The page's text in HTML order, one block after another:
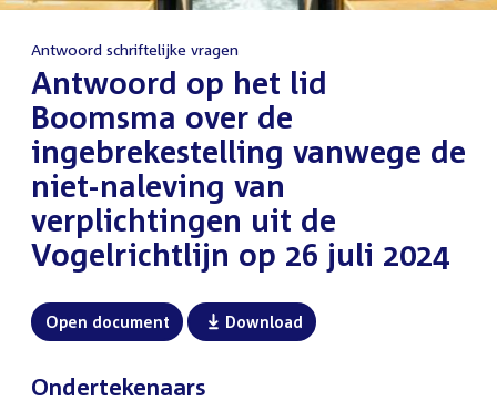
Antwoord schriftelijke vragen
Antwoord op het lid
Boomsma over de
ingebrekestelling vanwege de
niet-naleving van
verplichtingen uit de
Vogelrichtlijn op 26 juli 2024
Open document Download
Ondertekenaars